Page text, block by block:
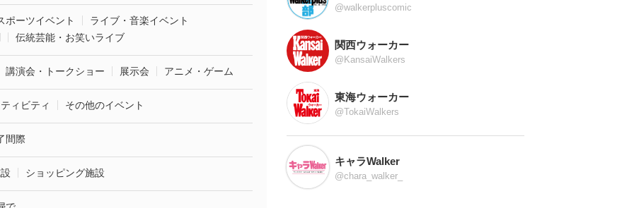
ポーツイベント
ライブ・音楽イベント
伝統芸能・お笑いライブ
講演会・トークショー 展示会 アニメ・ゲーム
ィビティ その他のイベント
間際
ショッピング施設
@walkerpluscomic
関西ウォーカー
@KansaiWalkers
東海ウォーカー
@TokaiWalkers
キャラWalker
@chara_walker_